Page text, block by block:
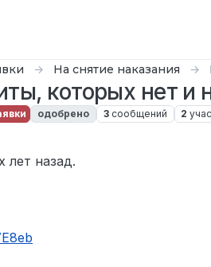
На снятие наказания
которых нет и
одобрено 3 сообщений 2
лет назад.